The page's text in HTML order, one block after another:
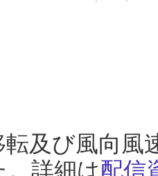
及び風向風
詳細は配信